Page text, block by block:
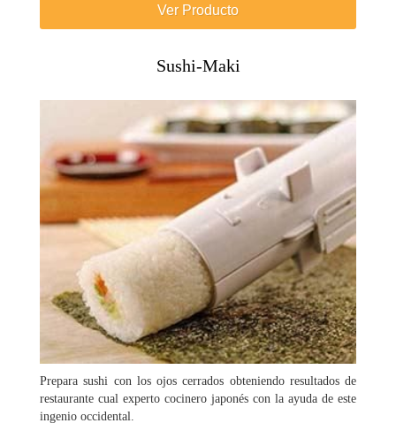
Ver Producto
Sushi-Maki
Prepara sushi con los ojos cerrados obteniendo resultados de
restaurante cual experto cocinero japonés con la ayuda de este
ingenio occidental.